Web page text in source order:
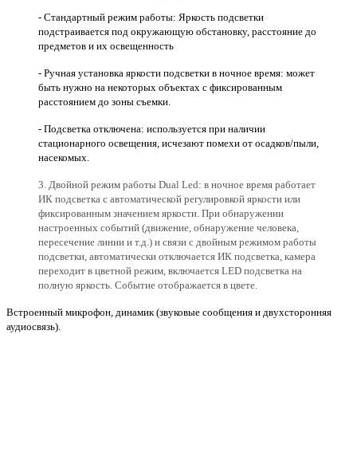
- Стандартный режим работы: Яркость подсветки
подстраивается под окружающую обстановку, расстояние до
предметов и их освещенность
- Ручная установка яркости подсветки в ночное время: может
быть нужно на некоторых объектах c фиксированным
расстоянием до зоны съемки.
- Подсветка отключена: используется при наличии
стационарного освещения, исчезают помехи от осадков/пыли,
насекомых.
3. Двойной режим работы Dual Led: в ночное время работает
ИК подсветка с автоматической регулировкой яркости или
фиксированным значением яркости. При обнаружении
настроенных событий (движение, обнаружение человека,
пересечение линии и т.д.) и связи с двойным режимом работы
подсветки, автоматически отключается ИК подсветка, камера
переходит в цветной режим, включается LED подсветка на
полную яркость. Событие отображается в цвете.
Встроенный микрофон, динамик (звуковые сообщения и двухсторонняя
аудиосвязь).